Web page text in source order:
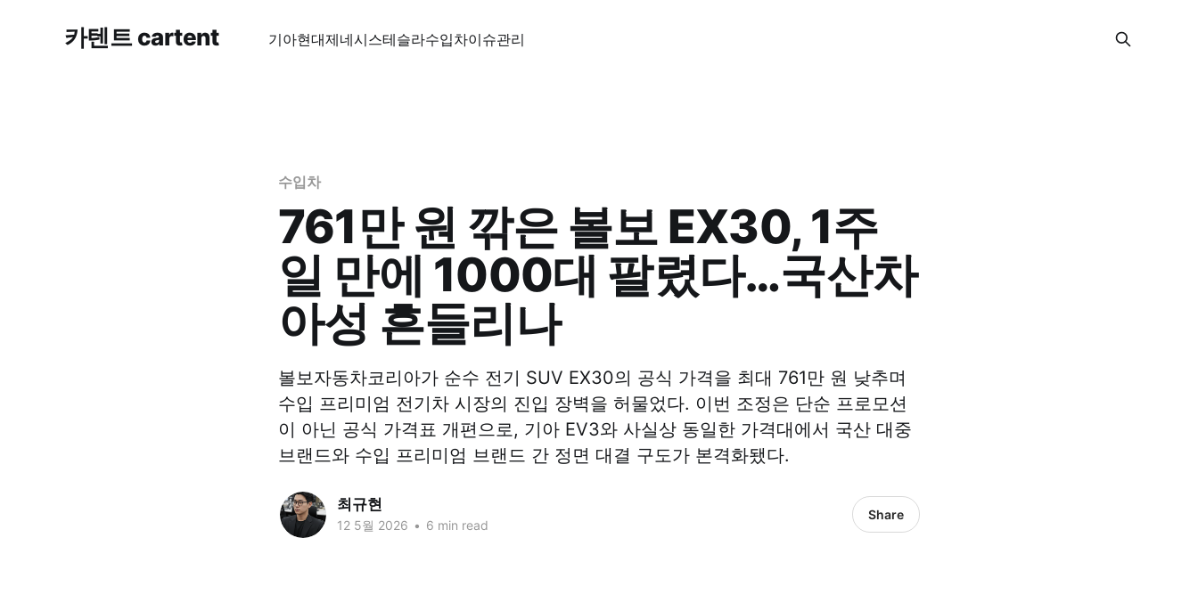
카텐트 cartent 기아현대제네시스테슬라수입차이슈관리
수입차
761만 원 깎은 볼보 EX30, 1주
일 만에 1000대 팔렸다…국산차
아성 흔들리나
볼보자동차코리아가 순수 전기 SUV EX30의 공식 가격을 최대 761만 원 낮추며
수입 프리미엄 전기차 시장의 진입 장벽을 허물었다. 이번 조정은 단순 프로모션
이 아닌 공식 가격표 개편으로, 기아 EV3와 사실상 동일한 가격대에서 국산 대중
브랜드와 수입 프리미엄 브랜드 간 정면 대결 구도가 본격화됐다.
최규현
12 5월 2026 • 6 min read
Share